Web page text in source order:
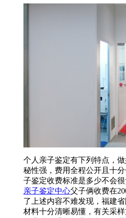
个人亲子鉴定有下列特点，
秘性强，费用全程公开且十
子鉴定收费标准是多少不会
亲子鉴定中心父子俩收费在
了上述内容不难发现，福建
材料十分清晰易懂，有关采